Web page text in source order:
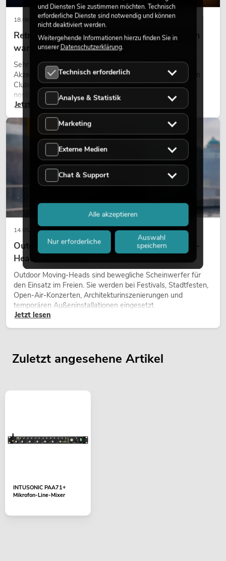
18.06.2026
Retro-Licht im modernen Lichtdesign: Warum
warmes Licht wieder wirkt
Sehr warmes Licht, sichtbare Leuchtflächen und farbige
Akzente prägen viele aktuelle Lichtdesigns auf Bühnen, in
Clubs und bei Events. Retro-Licht ist dabei kein rein
nostalgischer Effekt, sondern ein bewusst eingesetztes
Gestaltungsmittel: Es schafft Atmosphäre, gibt Szenen
Charakter und kann technische LED-Setups emotionaler
wirken lassen.
Jetzt lesen
14.05.2026
Outdoor Moving-Heads: Wetterfeste Moving-
Heads bei Events
Outdoor Moving-Heads sind bewegliche Scheinwerfer für
den Einsatz im Freien. Sie werden bei Festivals, Stadtfesten,
Open-Air-Konzerten, Architekturinszenierungen und
temporären Außeninstallationen eingesetzt.
Jetzt lesen
LICHT
Zuletzt angesehene Artikel
INTUSONIC PAA71+
Mikrofon-Line-Mixer
und Diensten Sie zustimmen möchten. Technisch
erforderliche Dienste sind notwendig und können
nicht deaktiviert werden.
Weitergehende Informationen hierzu finden Sie in
unsererDatenschutzerklärung.
Technisch erforderlich
Analyse & Statistik
Marketing
Externe Medien
Chat & Support
Nur erforderliche
Auswahl
speichern
Alle akzeptieren